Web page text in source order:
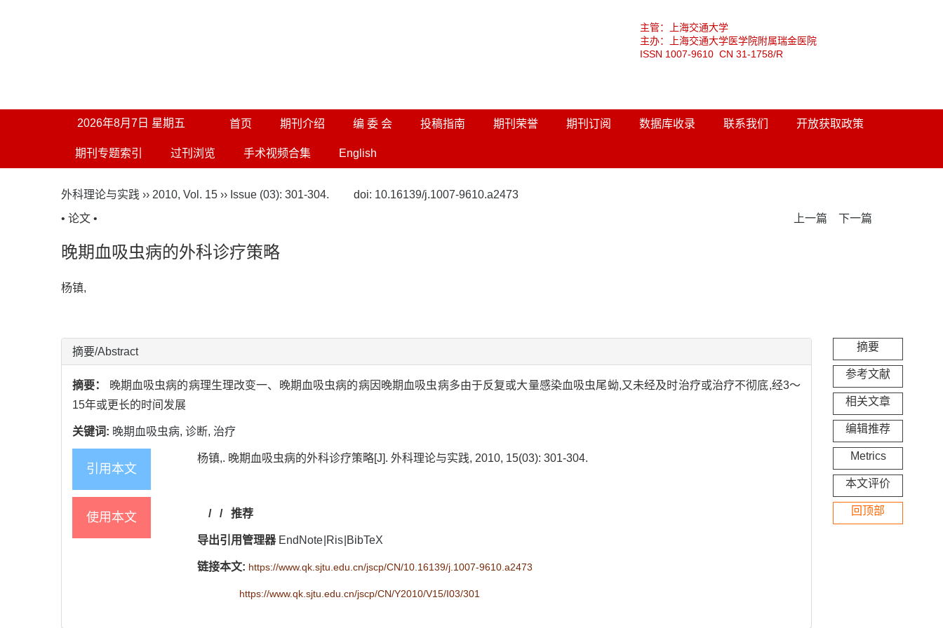
主管：上海交通大学
主办：上海交通大学医学院附属瑞金医院
ISSN 1007-9610 CN 31-1758/R
2026年8月7日 星期五 首页 期刊介绍 编 委 会 投稿指南 期刊荣誉 期刊订阅 数据库收录 联系我们 开放获取政策
期刊专题索引 过刊浏览 手术视频合集 English
外科理论与实践 ›› 2010, Vol. 15 ›› Issue (03): 301-304. doi: 10.16139/j.1007-9610.a2473
• 论文 •
上一篇 下一篇
晚期血吸虫病的外科诊疗策略
杨镇,
摘要/Abstract
摘要：
晚期血吸虫病的病理生理改变一、晚期血吸虫病的病因晚期血吸虫病多由于反复或大量感染血吸虫尾蚴,又未经及时治疗或治疗不彻底,经3～
15年或更长的时间发展
关键词: 晚期血吸虫病, 诊断, 治疗
引用本文
杨镇,. 晚期血吸虫病的外科诊疗策略[J]. 外科理论与实践, 2010, 15(03): 301-304.
使用本文 / /推荐
导出引用管理器 EndNote | Ris | BibTeX
链接本文: https://www.qk.sjtu.edu.cn/jscp/CN/10.16139/j.1007-9610.a2473
https://www.qk.sjtu.edu.cn/jscp/CN/Y2010/V15/I03/301
摘要
参考文献
相关文章
编辑推荐
Metrics
本文评价
回顶部